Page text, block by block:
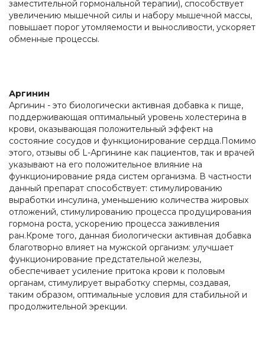
заместительной гормональной терапии), способствует
увеличению мышечной силы и набору мышечной массы,
повышает порог утомляемости и выносливости, ускоряет
обменные процессы.
Аргинин
Аргинин - это биологически активная добавка к пище,
поддерживающая оптимальный уровень холестерина в
крови, оказывающая положительный эффект на
состояние сосудов и функционирование сердца.Помимо
этого, отзывы об L-Аргинине как пациентов, так и врачей
указывают на его положительное влияние на
функционирование ряда систем организма. В частности
данный препарат способствует: стимулированию
выработки инсулина, уменьшению количества жировых
отложений, стимулированию процесса продуцирования
гормона роста, ускорению процесса заживления
ран.Кроме того, данная биологически активная добавка
благотворно влияет на мужской организм: улучшает
функционирование предстательной железы,
обеспечивает усиление притока крови к половым
органам, стимулирует выработку спермы, создавая,
таким образом, оптимальные условия для стабильной и
продолжительной эрекции.